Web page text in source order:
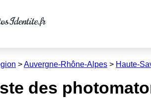
>Auvergne-Rhône-Alpes > Haute-
des